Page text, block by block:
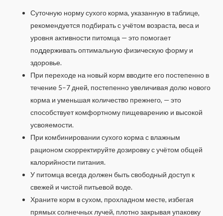
Суточную норму сухого корма, указанную в таблице,
рекомендуется подбирать с учётом возраста, веса и
уровня активности питомца — это помогает
поддерживать оптимальную физическую форму и
здоровье.
При переходе на новый корм вводите его постепенно в
течение 5–7 дней, постепенно увеличивая долю нового
корма и уменьшая количество прежнего, — это
способствует комфортному пищеварению и высокой
усвояемости.
При комбинировании сухого корма с влажным
рационом скорректируйте дозировку с учётом общей
калорийности питания.
У питомца всегда должен быть свободный доступ к
свежей и чистой питьевой воде.
Храните корм в сухом, прохладном месте, избегая
прямых солнечных лучей, плотно закрывая упаковку